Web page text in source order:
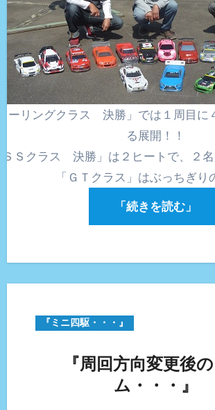
ーリングクラス 決勝」では１周目に
る展開！！
ＳＳクラス 決勝」は２ヒートで、２
「ＧＴクラス」はぶっちぎり
「続きを読む」
『ミニ四駆・・・』
『周回方向変更後
ム・・・』